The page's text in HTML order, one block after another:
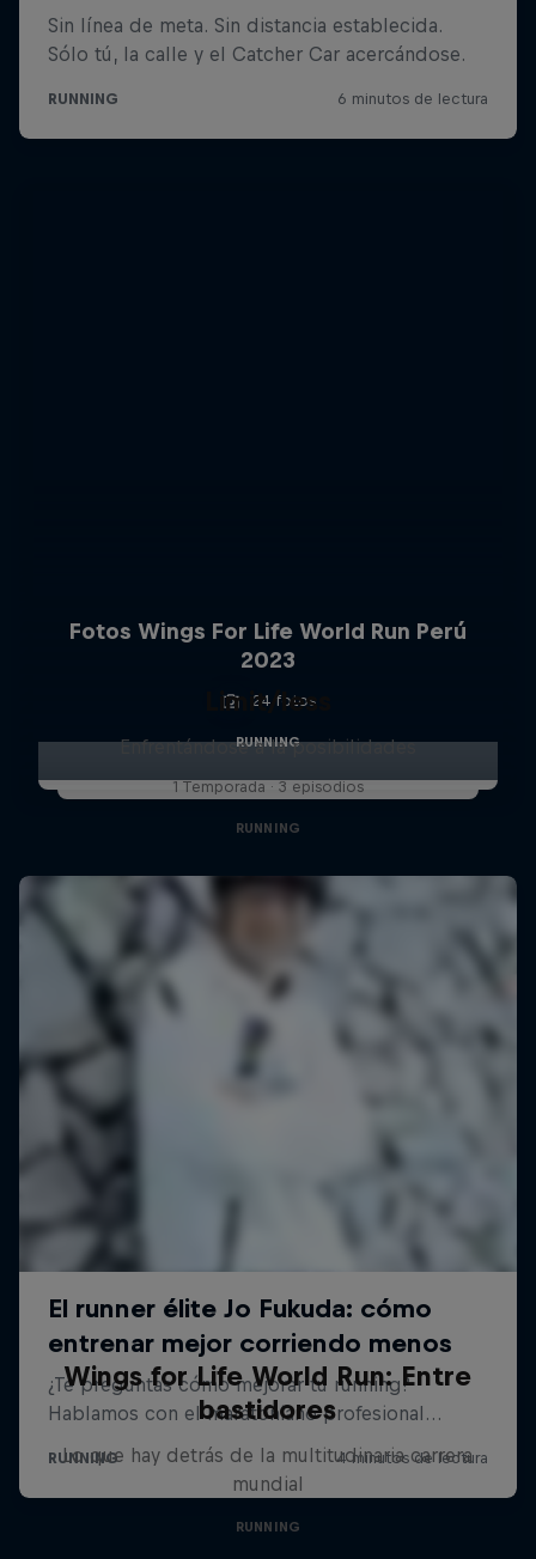
Fotos Wings For Life World Run Perú
2023
24 fotos
RUNNING
Limit/less
Enfrentándose a la posibilidades
1 Temporada · 3 episodios
RUNNING
Wings for Life World Run: Entre
bastidores
Lo que hay detrás de la multitudinaria carrera
mundial
RUNNING